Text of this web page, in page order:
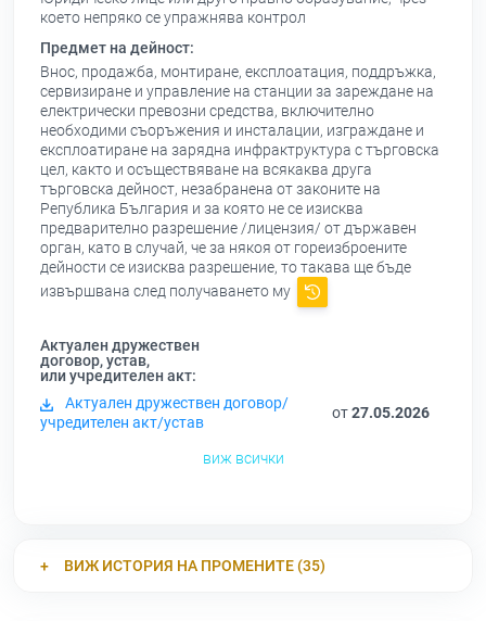
което непряко се упражнява контрол
Предмет на дейност:
Внос, продажба, монтиране, експлоатация, поддръжка,
сервизиране и управление на станции за зареждане на
електрически превозни средства, включително
необходими съоръжения и инсталации, изграждане и
експлоатиране на зарядна инфрактруктура с търговска
цел, както и осъществяване на всякаква друга
търговска дейност, незабранена от законите на
Република България и за която не се изисква
предварително разрешение /лицензия/ от държавен
орган, като в случай, че за някоя от гореизброените
дейности се изисква разрешение, то такава ще бъде
извършвана след получаването му
Актуален дружествен
договор, устав,
или учредителен акт:
Актуален дружествен договор/
учредителен акт/устав
от27.05.2026
виж всички
ВИЖ ИСТОРИЯ НА ПРОМЕНИТЕ (35)